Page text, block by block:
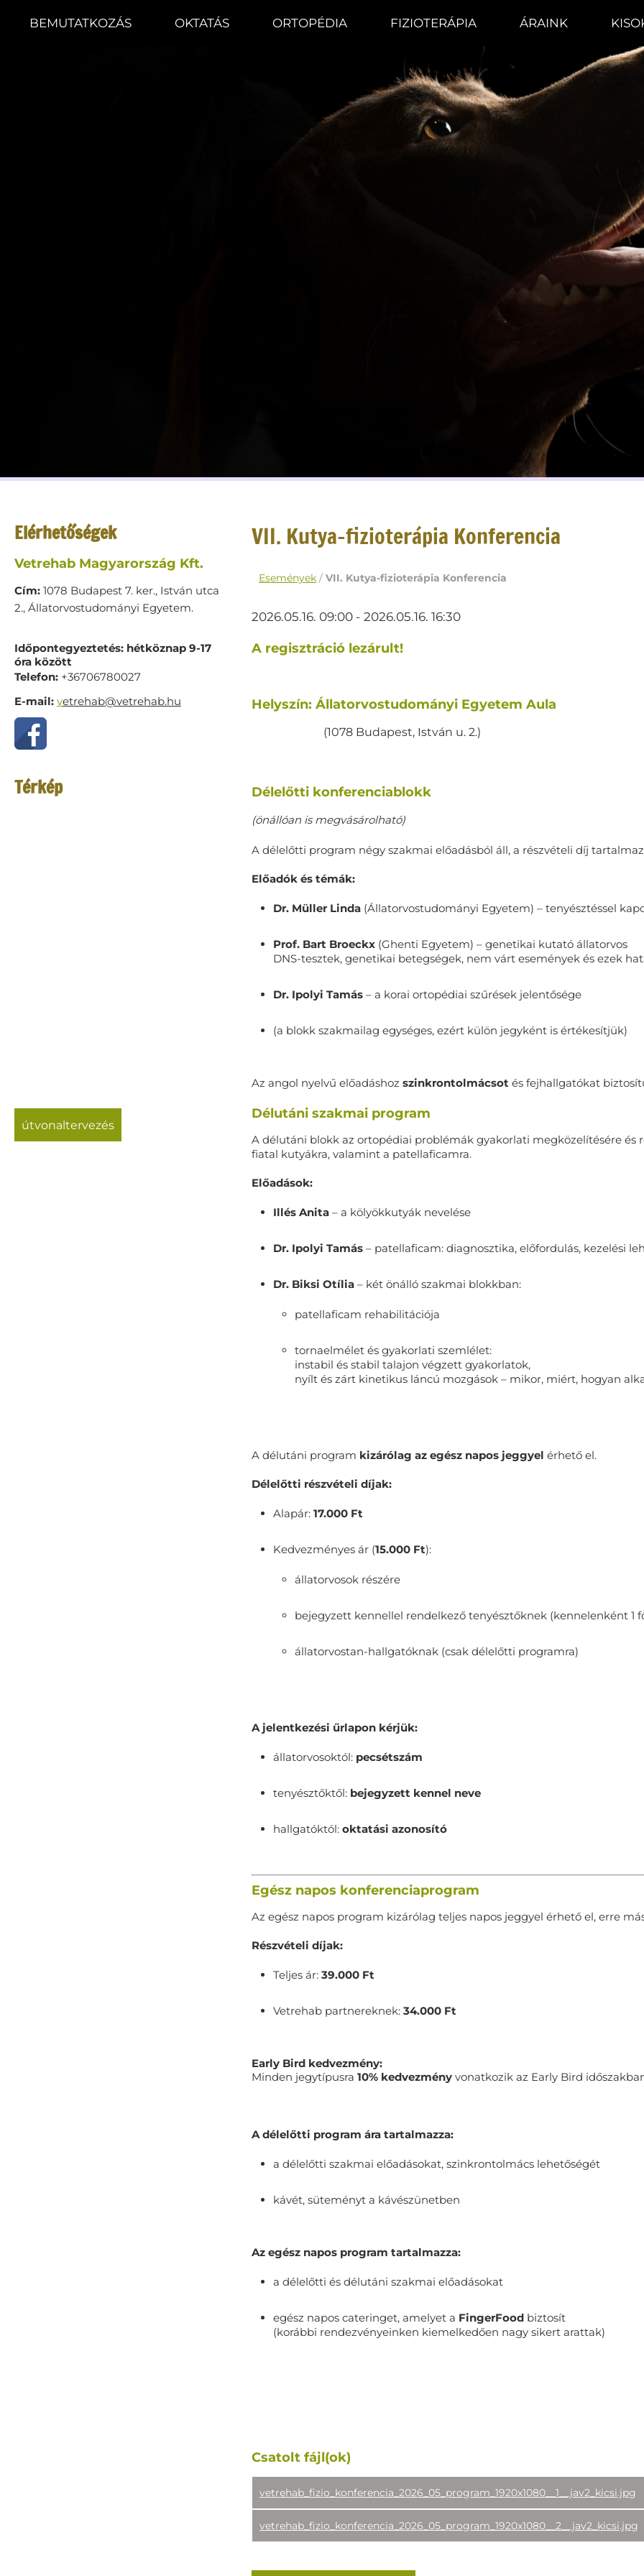
BEMUTATKOZÁS OKTATÁS ORTOPÉDIA FIZIOTERÁPIA ÁRAINK
Elérhetőségek
Vetrehab Magyarország Kft.
Cím: 1078 Budapest 7. ker., István utca
2., Állatorvostudományi Egyetem.
Időpontegyeztetés: hétköznap 9-17
óra között
Telefon: +36706780027
E-mail: vetrehab@vetrehab.hu
Térkép
útvonaltervezés
VII. Kutya-fizioterápia Konferencia
Események / VII. Kutya-fizioterápia Konferencia
2026.05.16. 09:00 - 2026.05.16. 16:30
A regisztráció lezárult!
Helyszín: Állatorvostudományi Egyetem Aula
(1078 Budapest, István u. 2.)
Délelőtti konferenciablokk
(önállóan is megvásárolható)
A délelőtti program négy szakmai előadásból áll, a részvételi díj
Előadók és témák:
Dr. Müller Linda (Állatorvostudományi Egyetem) – tenyésztéssel
Prof. Bart Broeckx (Ghenti Egyetem) – genetikai kutató állatorvos
DNS-tesztek, genetikai betegségek, nem várt események és ezek
Dr. Ipolyi Tamás – a korai ortopédiai szűrések jelentősége
(a blokk szakmailag egységes, ezért külön jegyként is értékesítjük)
Az angol nyelvű előadáshoz szinkrontolmácsot és fejhallgatókat
Délutáni szakmai program
A délutáni blokk az ortopédiai problémák gyakorlati megközelítésére és
fiatal kutyákra, valamint a patellaficamra.
Előadások:
Illés Anita – a kölyökkutyák nevelése
Dr. Ipolyi Tamás – patellaficam: diagnosztika, előfordulás, kezelési
Dr. Biksi Otília – két önálló szakmai blokkban:
patellaficam rehabilitációja
tornaelmélet és gyakorlati szemlélet:
instabil és stabil talajon végzett gyakorlatok,
nyílt és zárt kinetikus láncú mozgások – mikor, miért, hogyan
A délutáni program kizárólag az egész napos jeggyel érhető el.
Délelőtti részvételi díjak:
Alapár: 17.000 Ft
Kedvezményes ár (15.000 Ft):
állatorvosok részére
bejegyzett kennellel rendelkező tenyésztőknek (kennelenként 1
állatorvostan-hallgatóknak (csak délelőtti programra)
A jelentkezési űrlapon kérjük:
állatorvosoktól: pecsétszám
tenyésztőktől: bejegyzett kennel neve
hallgatóktól: oktatási azonosító
Egész napos konferenciaprogram
Az egész napos program kizárólag teljes napos jeggyel érhető el, erre
Részvételi díjak:
Teljes ár: 39.000 Ft
Vetrehab partnereknek: 34.000 Ft
Early Bird kedvezmény:
Minden jegytípusra 10% kedvezmény vonatkozik az Early Bird
A délelőtti program ára tartalmazza:
a délelőtti szakmai előadásokat, szinkrontolmács lehetőségét
kávét, süteményt a kávészünetben
Az egész napos program tartalmazza:
a délelőtti és délutáni szakmai előadásokat
egész napos cateringet, amelyet a FingerFood biztosít
(korábbi rendezvényeinken kiemelkedően nagy sikert arattak)
Csatolt fájl(ok)
vetrehab_fizio_konferencia_2026_05_program_1920x1080__1__jav2_kicsi.jpg
vetrehab_fizio_konferencia_2026_05_program_1920x1080__2__jav2_kicsi.jpg